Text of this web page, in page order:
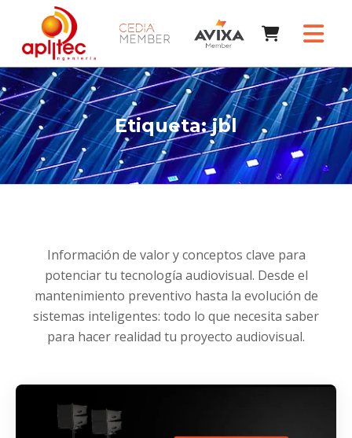
Etiqueta:jbl
Información de valor y conceptos clave para
potenciar tu tecnología audiovisual. Desde el
mantenimiento preventivo hasta la evolución de
sistemas inteligentes: todo lo que necesita saber
para hacer realidad tu proyecto audiovisual.